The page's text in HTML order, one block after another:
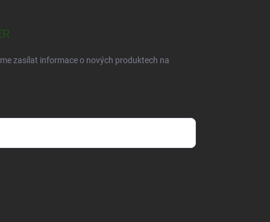
zasílat informace o nových produktech na